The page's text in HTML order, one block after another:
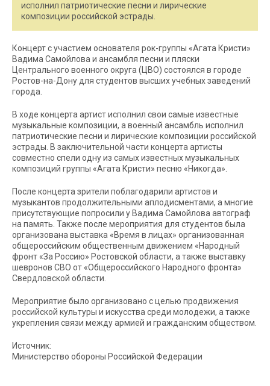
исполнил патриотические песни и лирические
композиции российской эстрады.
Концерт с участием основателя рок-группы «Агата Кристи»
Вадима Самойлова и ансамбля песни и пляски
Центрального военного округа (ЦВО) состоялся в городе
Ростов-на-Дону для студентов высших учебных заведений
города.
В ходе концерта артист исполнил свои самые известные
музыкальные композиции, а военный ансамбль исполнил
патриотические песни и лирические композиции российской
эстрады. В заключительной части концерта артисты
совместно спели одну из самых известных музыкальных
композиций группы «Агата Кристи» песню «Никогда».
После концерта зрители поблагодарили артистов и
музыкантов продолжительными аплодисментами, а многие
присутствующие попросили у Вадима Самойлова автограф
на память. Также после мероприятия для студентов была
организована выставка «Время в лицах» организованная
общероссийским общественным движением «Народный
фронт «За Россию» Ростовской области, а также выставку
шевронов СВО от «Общероссийского Народного фронта»
Свердловской области.
Мероприятие было организовано с целью продвижения
российской культуры и искусства среди молодежи, а также
укрепления связи между армией и гражданским обществом.
Источник:
Министерство обороны Российской Федерации